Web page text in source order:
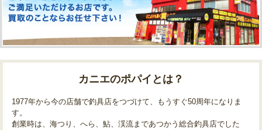
カニエのポパイとは？
1977年から今の店舗で釣具店をつづけて、もうすぐ50周年になりま
す。
創業時は、海つり、へら、鮎、渓流まであつかう総合釣具店でした